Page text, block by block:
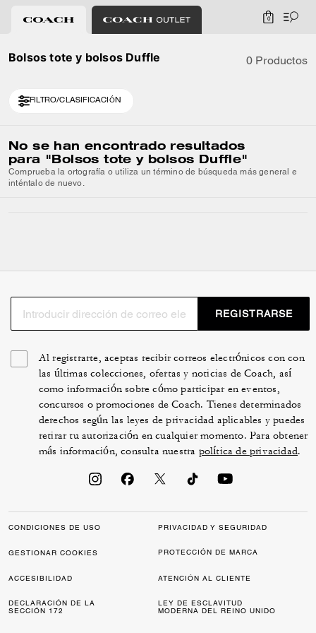
0
Bolsos tote y bolsos Duffle 0 Productos
FILTRO/CLASIFICACIÓN
No se han encontrado resultados
para "Bolsos tote y bolsos Duffle"
Comprueba la ortografía o utiliza un término de búsqueda más general e
inténtalo de nuevo.
REGISTRARSE
Al registrarte, aceptas recibir correos electrónicos con con
las últimas colecciones, ofertas y noticias de Coach, así
como información sobre cómo participar en eventos,
concursos o promociones de Coach. Tienes determinados
derechos según las leyes de privacidad aplicables y puedes
retirar tu autorización en cualquier momento. Para obtener
más información, consulta nuestra política de privacidad.
CONDICIONES DE USO PRIVACIDAD Y SEGURIDAD
GESTIONAR COOKIES PROTECCIÓN DE MARCA
ACCESIBILIDAD ATENCIÓN AL CLIENTE
DECLARACIÓN DE LA
SECCIÓN 172
LEY DE ESCLAVITUD
MODERNA DEL REINO UNIDO